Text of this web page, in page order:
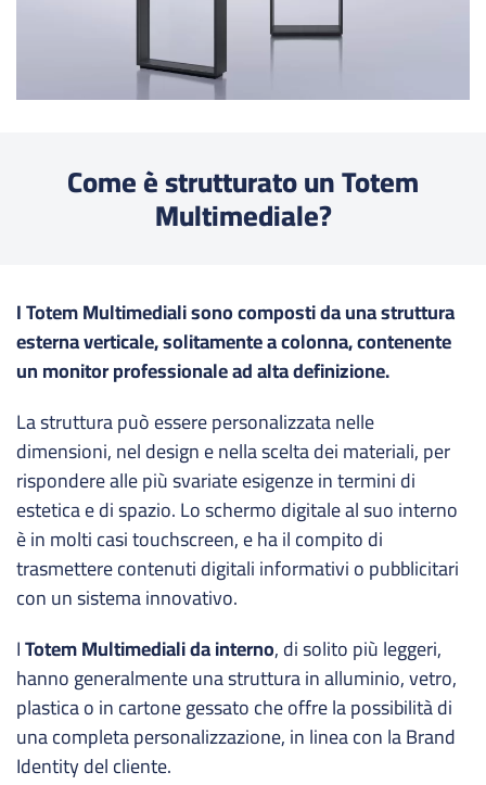
Come è strutturato un Totem
Multimediale?
I Totem Multimediali sono composti da una struttura
esterna verticale, solitamente a colonna, contenente
un monitor professionale ad alta definizione.
La struttura può essere personalizzata nelle
dimensioni, nel design e nella scelta dei materiali, per
rispondere alle più svariate esigenze in termini di
estetica e di spazio. Lo schermo digitale al suo interno
è in molti casi touchscreen, e ha il compito di
trasmettere contenuti digitali informativi o pubblicitari
con un sistema innovativo.
ITotem Multimediali da interno, di solito più leggeri,
hanno generalmente una struttura in alluminio, vetro,
plastica o in cartone gessato che offre la possibilità di
una completa personalizzazione, in linea con la Brand
Identity del cliente.